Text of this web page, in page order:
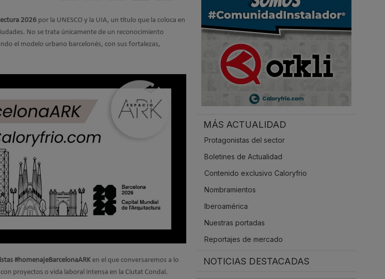
2026 por la UNESCO y la UIA, un título que la coloca en
No se trata únicamente de un reconocimiento
el modelo urbano barcelonés, con sus fortalezas,
#homenajeBarcelonaARK en el que conversaremos a lo
proyectos o vida laboral intensa en la Ciutat Condal.
MÁS ACTUALIDAD
Protagonistas del sector
Boletines de Actualidad
Contenido exclusivo Caloryfrio
Nombramientos
Iberoamérica
Nuestras portadas
Reportajes de mercado
NOTICIAS DESTACADAS